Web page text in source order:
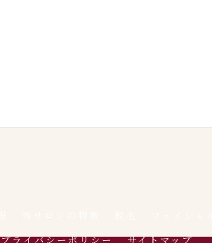
プライバシーポリシー サイトマップ